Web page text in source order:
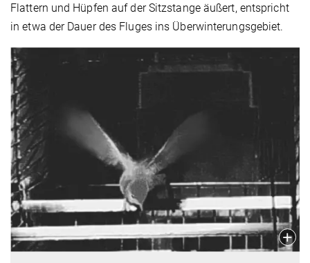
Flattern und Hüpfen auf der Sitzstange äußert, entspricht
in etwa der Dauer des Fluges ins Überwinterungsgebiet.